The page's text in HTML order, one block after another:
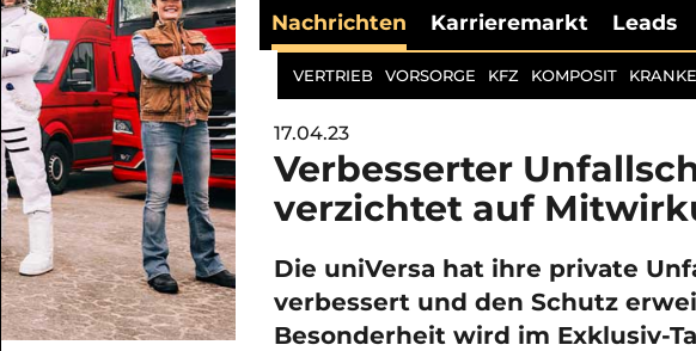
Nachrichten Karrieremarkt Leads
VERTRIEB VORSORGE KFZ KOMPOSIT
17.04.23
Verbesserter
verzichtet auf
Die uniVersa hat ihre private
verbessert und den Schutz
Besonderheit wird im Exklusiv-